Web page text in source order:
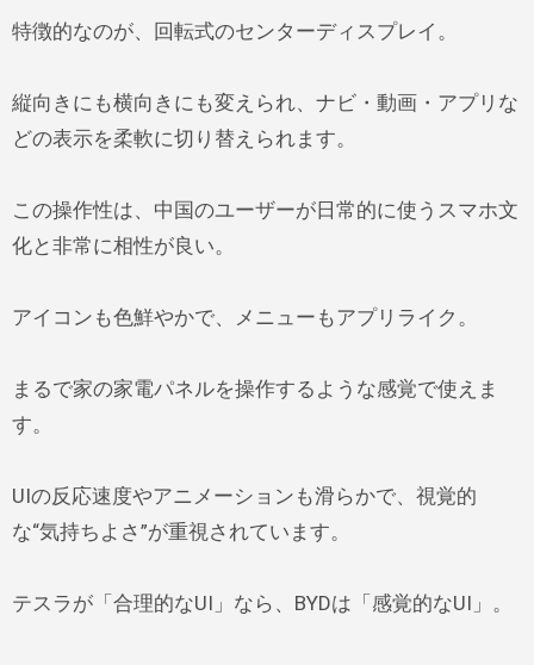
特徴的なのが、回転式のセンターディスプレイ。
縦向きにも横向きにも変えられ、ナビ・動画・アプリな
どの表示を柔軟に切り替えられます。
この操作性は、中国のユーザーが日常的に使うスマホ文
化と非常に相性が良い。
アイコンも色鮮やかで、メニューもアプリライク。
まるで家の家電パネルを操作するような感覚で使えま
す。
UIの反応速度やアニメーションも滑らかで、視覚的
な“気持ちよさ”が重視されています。
テスラが「合理的なUI」なら、BYDは「感覚的なUI」。